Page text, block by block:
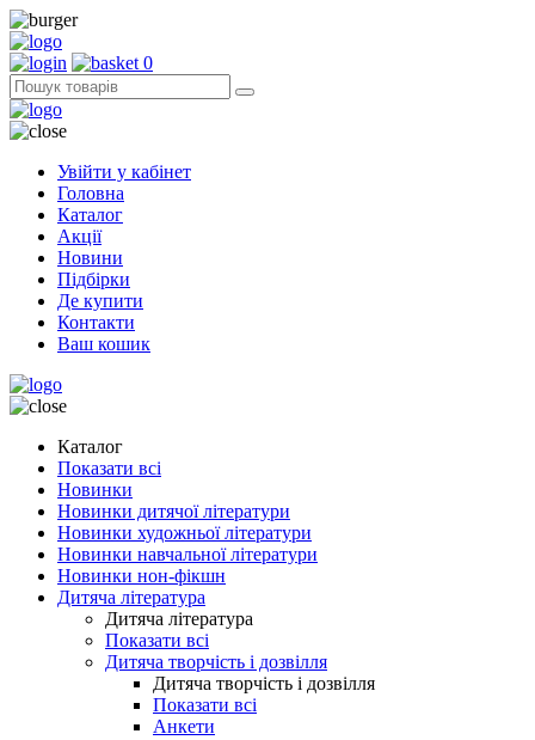
0
Увійти у кабінет
Головна
Каталог
Акції
Новини
Підбірки
Де купити
Контакти
Ваш кошик
Каталог
Показати всі
Новинки
Новинки дитячої літератури
Новинки художньої літератури
Новинки навчальної літератури
Новинки нон-фікшн
Дитяча література
Дитяча література
Показати всі
Дитяча творчість і дозвілля
Дитяча творчість і дозвілля
Показати всі
Анкети